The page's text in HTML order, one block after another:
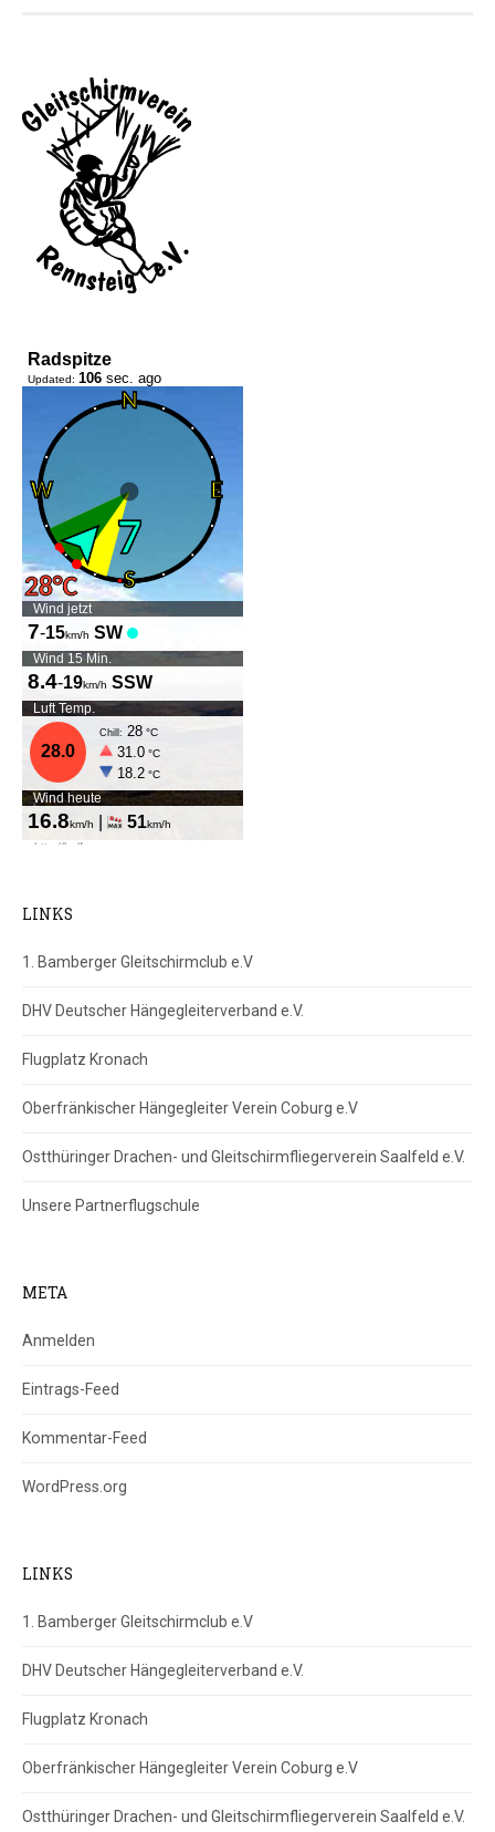
LINKS
1. Bamberger Gleitschirmclub e.V
DHV Deutscher Hängegleiterverband e.V.
Flugplatz Kronach
Oberfränkischer Hängegleiter Verein Coburg e.V
Ostthüringer Drachen- und Gleitschirmfliegerverein Saalfeld e.V.
Unsere Partnerflugschule
META
Anmelden
Eintrags-Feed
Kommentar-Feed
WordPress.org
LINKS
1. Bamberger Gleitschirmclub e.V
DHV Deutscher Hängegleiterverband e.V.
Flugplatz Kronach
Oberfränkischer Hängegleiter Verein Coburg e.V
Ostthüringer Drachen- und Gleitschirmfliegerverein Saalfeld e.V.